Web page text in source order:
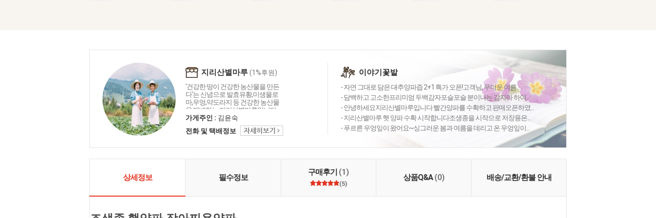
지리산별마루(1%후원)
'건강한 땅이 건강한 농산물을 만든
다'는 신념으로 발효유황,미생물로
마,우엉,약도라지 등 건강한 농산물
을 재배하는 지리산별마루입니다.
가게주인 : 김윤숙
전화 및 택배정보
이야기꽃밭
- 자연 그대로 담은 대추양파즙 2+1 특가 오픈!고객님, 무더운 여름...
- 담백하고 고소한프리미엄 두백감자포슬포슬 분이나는 감자라 하여...
- 안녕하세요지리산별마루입니다 빨간양파를 수확하고 판매오픈하였...
- 지리산별마루 햇 양파 수확 시작합니다조생종을 시작으로 저장용은...
- 푸르른 우엉잎이 왔어요~싱그러운 봄과 여름을 데리고 온 우엉잎이...
상세정보 필수정보
구매후기 (1)
(5)
상품Q&A(0) 배송/교환/환불 안내